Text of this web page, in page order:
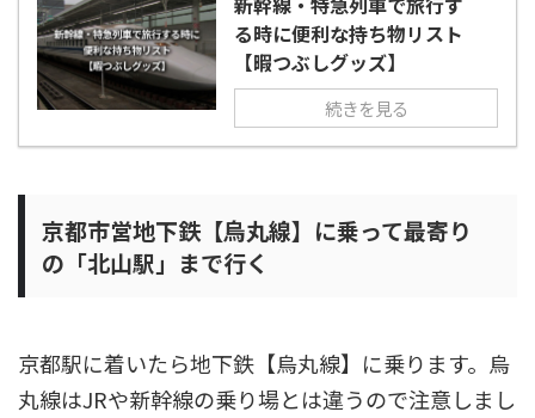
る時に便利な持ち物リスト
【暇つぶしグッズ】
続きを見る
京都市営地下鉄【烏丸線】に乗って最寄り
の「北山駅」まで行く
京都駅に着いたら地下鉄【烏丸線】に乗ります。烏
丸線はJRや新幹線の乗り場とは違うので注意しまし